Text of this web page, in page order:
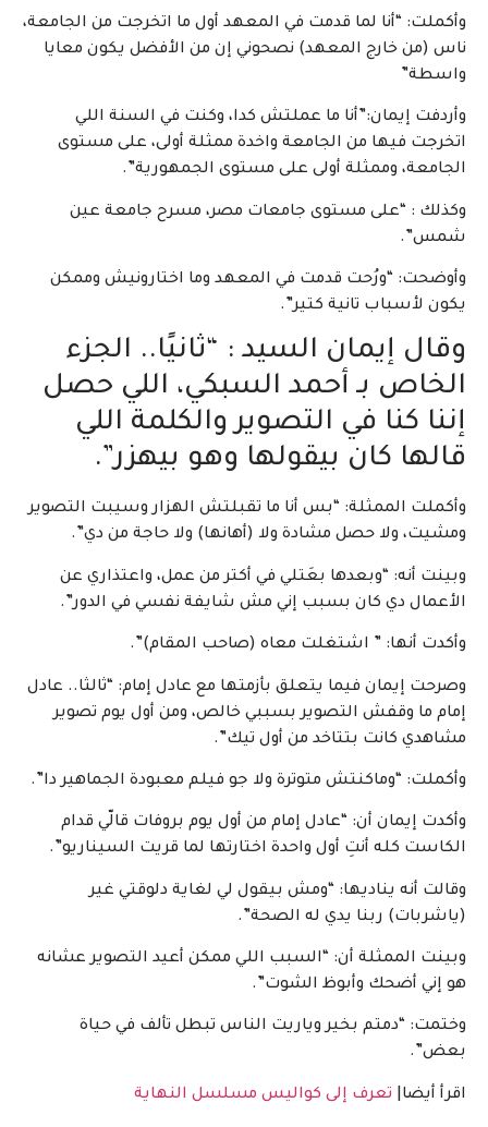
وأكملت: “أنا لما قدمت في المعهد أول ما اتخرجت من الجامعة،
ناس (من خارج المعهد) نصحوني إن من الأفضل يكون معايا
واسطة”
وأردفت إيمان:”أنا ما عملتش كدا، وكنت في السنة اللي
اتخرجت فيها من الجامعة واخدة ممثلة أولى، على مستوى
الجامعة، وممثلة أولى على مستوى الجمهورية”.
وكذلك : “على مستوى جامعات مصر، مسرح جامعة عين
شمس”.
وأوضحت: “ورُحت قدمت في المعهد وما اختارونيش وممكن
يكون لأسباب تانية كتير”.
وقال إيمان السيد : “ثانيًا.. الجزء
الخاص بـ أحمد السبكي، اللي حصل
إننا كنا في التصوير والكلمة اللي
قالها كان بيقولها وهو بيهزر”.
وأكملت الممثلة: “بس أنا ما تقبلتش الهزار وسيبت التصوير
ومشيت، ولا حصل مشادة ولا (أهانها) ولا حاجة من دي”.
وبينت أنه: “وبعدها بعَتلي في أكتر من عمل، واعتذاري عن
الأعمال دي كان بسبب إني مش شايفة نفسي في الدور”.
وأكدت أنها: ” اشتغلت معاه (صاحب المقام)”.
وصرحت إيمان فيما يتعلق بأزمتها مع عادل إمام: “ثالثا.. عادل
إمام ما وقفش التصوير بسببي خالص، ومن أول يوم تصوير
مشاهدي كانت بتتاخد من أول تيك”.
وأكملت: “وماكنتش متوترة ولا جو فيلم معبودة الجماهير دا”.
وأكدت إيمان أن: “عادل إمام من أول يوم بروفات قالّي قدام
الكاست كله أنتِ أول واحدة اختارتها لما قريت السيناريو”.
وقالت أنه يناديها: “ومش بيقول لي لغاية دلوقتي غير
(ياشربات) ربنا يدي له الصحة”.
وبينت الممثلة أن: “السبب اللي ممكن أعيد التصوير عشانه
هو إني أضحك وأبوظ الشوت”.
وختمت: “دمتم بخير وياريت الناس تبطل تألف في حياة
بعض”.
اقرأ أيضا| تعرف إلى كواليس مسلسل النهاية